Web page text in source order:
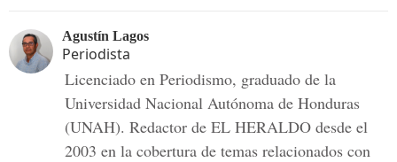
Agustín Lagos
Periodista
Licenciado en Periodismo, graduado de la
Universidad Nacional Autónoma de Honduras
(UNAH). Redactor de EL HERALDO desde el
2003 en la cobertura de temas relacionados con